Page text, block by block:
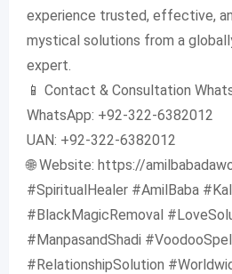
experience trusted, effective,
mystical solutions from a
expert.
📱 Contact & Consultation
WhatsApp: +92-322-6382012
UAN: +92-322-6382012
🌐 Website: https://
#SpiritualHealer #AmilBaba
#BlackMagicRemoval
#ManpasandShadi
#RelationshipSolution